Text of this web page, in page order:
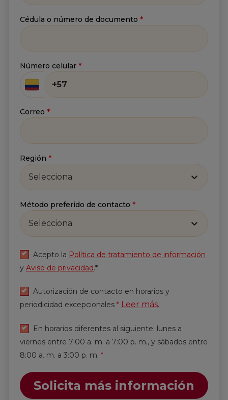
He leído y aceptolaPolítica de tratamiento de
Cédula o número de documento *
Número celular *
Correo *
Región *
Selecciona
Método preferido de contacto *
Selecciona
Acepto la Política de tratamiento de información
y Aviso de privacidad.*
Autorización de contacto en horarios y
periodicidad excepcionales * Leer más.
En horarios diferentes al siguiente: lunes a
viernes entre 7:00 a. m. a 7:00 p. m., y sábados entre
8:00 a. m. a 3:00 p. m. *
Solicita más información